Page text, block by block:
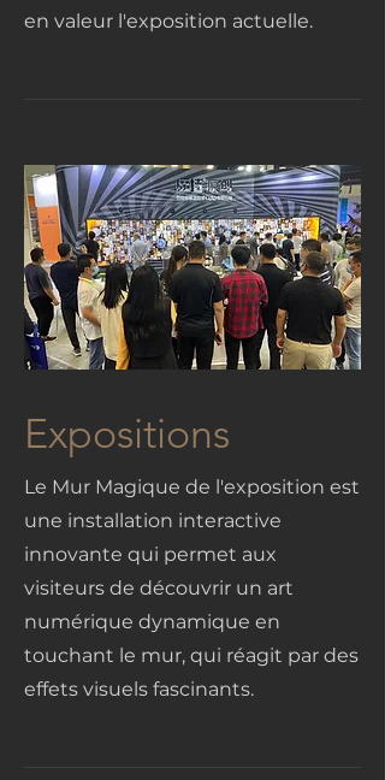
en valeur l'exposition actuelle.
Expositions
Le Mur Magique de l'exposition est
une installation interactive
innovante qui permet aux
visiteurs de découvrir un art
numérique dynamique en
touchant le mur, qui réagit par des
effets visuels fascinants.